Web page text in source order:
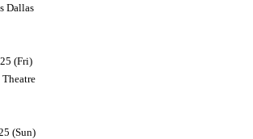
Dallas
(Fri)
(Sun)